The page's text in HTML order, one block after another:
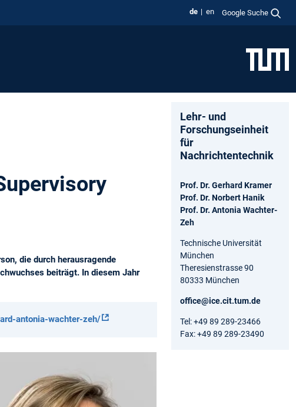
de en Google Suche
die durch herausragende
beiträgt. In diesem Jahr
antonia-wachter-zeh/
Lehr- und
Forschungseinheit
für
Nachrichtentechnik
Prof. Dr. Gerhard Kramer
Prof. Dr. Norbert Hanik
Prof. Dr. Antonia Wachter-
Zeh
Technische Universität
München
Theresienstrasse 90
80333 München
office@ice.cit.tum.de
Tel: +49 89 289-23466
Fax: +49 89 289-23490